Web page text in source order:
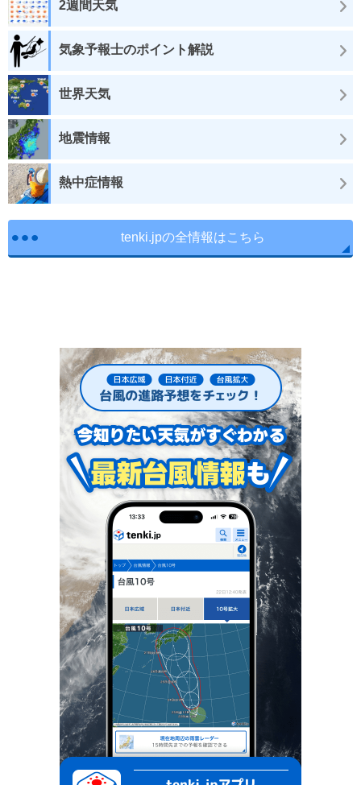
2週間天気
気象予報士のポイント解説
世界天気
地震情報
熱中症情報
tenki.jpの全情報はこちら